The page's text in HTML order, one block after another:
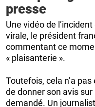
presse
Une vidéo de
virale, le président
commentant ce
« plaisanterie ».
Toutefois, cela n’a
de donner son avis sur
demandé. Un